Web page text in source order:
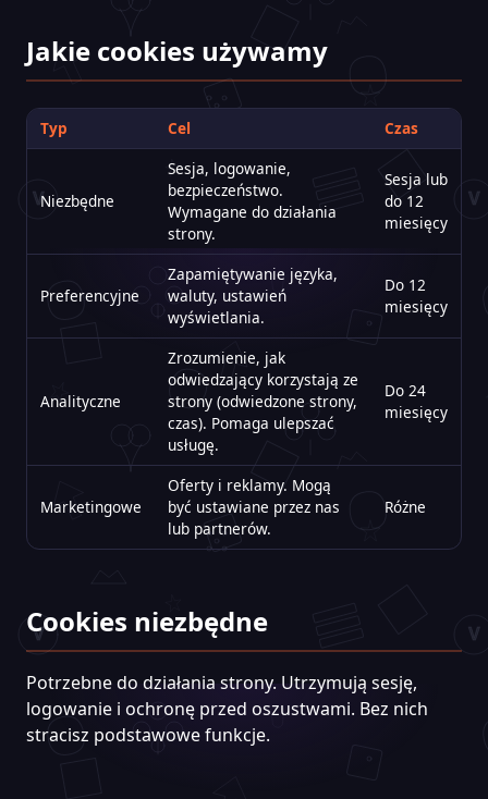
Jakie cookies używamy
Typ Cel Czas
Niezbędne
Sesja, logowanie,
bezpieczeństwo.
Wymagane do działania
strony.
Sesja lub
do 12
miesięcy
Preferencyjne
Zapamiętywanie języka,
waluty, ustawień
wyświetlania.
Do 12
miesięcy
Analityczne
Zrozumienie, jak
odwiedzający korzystają ze
strony (odwiedzone strony,
czas). Pomaga ulepszać
usługę.
Do 24
miesięcy
Marketingowe
Oferty i reklamy. Mogą
być ustawiane przez nas
lub partnerów.
Różne
Cookies niezbędne
Potrzebne do działania strony. Utrzymują sesję,
logowanie i ochronę przed oszustwami. Bez nich
stracisz podstawowe funkcje.